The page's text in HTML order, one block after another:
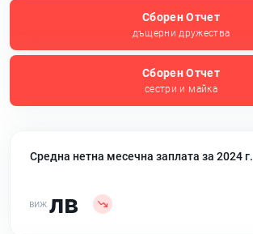
Сборен Отчет
дъщерни дружества
Сборен Отчет
сестри и майка
Средна нетна месечна заплата за 2024 г.
лв